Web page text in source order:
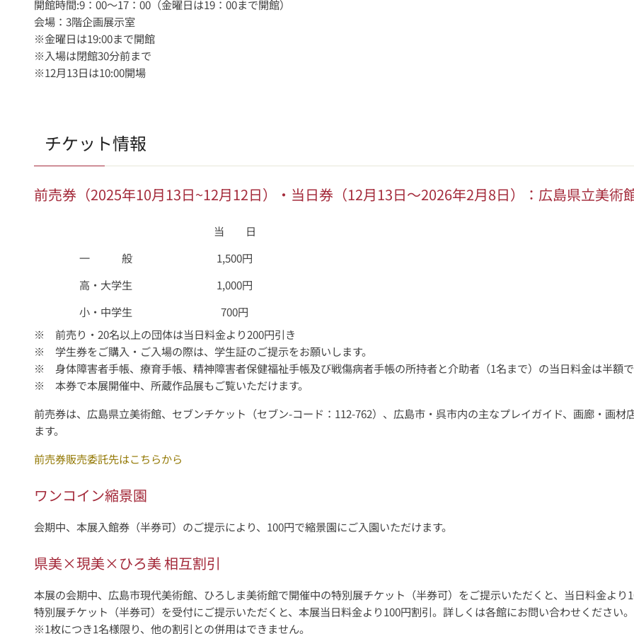
開館時間:9：00～17：00（金曜日は19：00まで開館）
会場：3階企画展示室
※金曜日は19:00まで開館
※入場は閉館30分前まで
※12月13日は10:00開場
チケット情報
前売券（2025年10月13日~12月12日）・当日券（12月13日～2026年2月8日）：広島県立美術
当 日
一 般
1,500円
高・大学生
1,000円
小・中学生
700円
※ 前売り・20名以上の団体は当日料金より200円引き
※ 学生券をご購入・ご入場の際は、学生証のご提示をお願いします。
※ 身体障害者手帳、療育手帳、精神障害者保健福祉手帳及び戦傷病者手帳の所持者と介助者（1名まで）の当日料金は半額
※ 本券で本展開催中、所蔵作品展もご覧いただけます。
前売券は、広島県立美術館、セブンチケット（セブン-コード：112-762）、広島市・呉市内の主なプレイガイド、画廊・画
ます。
前売券販売委託先はこちらから
ワンコイン縮景園
会期中、本展入館券（半券可）のご提示により、100円で縮景園にご入園いただけます。
県美×現美×ひろ美 相互割引
本展の会期中、広島市現代美術館、ひろしま美術館で開催中の特別展チケット（半券可）をご提示いただくと、当日料金より
特別展チケット（半券可）を受付にご提示いただくと、本展当日料金より100円割引。詳しくは各館にお問い合わせください。
※1枚につき1名様限り、他の割引との併用はできません。